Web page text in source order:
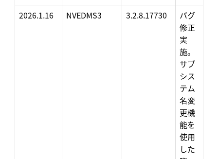
2026.1.16
NVEDMS3 3.2.8.17730
バグ
修正
実
施。
サブ
シス
テム
名変
更機
能を
使用
した